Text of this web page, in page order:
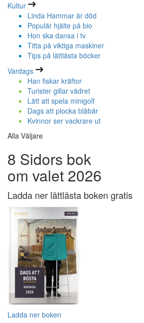
Kultur
Linda Hammar är död
Populär hjälte på bio
Hon ska dansa i tv
Titta på viktiga maskiner
Tips på lättlästa böcker
Vardags
Han fiskar kräftor
Turister gillar vädret
Lätt att spela minigolf
Dags att plocka blåbär
Kvinnor ser vackrare ut
Alla Väljare
8 Sidors bok
om valet 2026
Ladda ner lättlästa boken gratis
Ladda ner boken